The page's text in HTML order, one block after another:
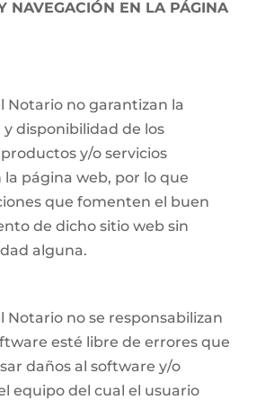
NAVEGACIÓN EN LA PÁGINA
Notario no garantizan la
disponibilidad de los
y/o servicios
la página web, por lo que
que fomenten el buen
de dicho sitio web sin
alguna.
Notario no se responsabilizan
esté libre de errores que
daños al software y/o
equipo del cual el usuario